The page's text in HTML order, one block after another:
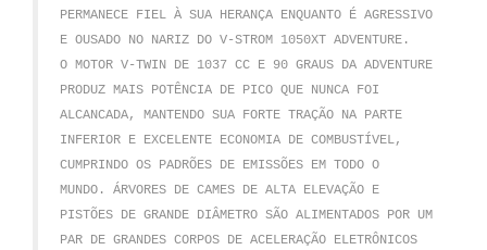
PERMANECE FIEL À SUA HERANÇA ENQUANTO É AGRESSIVO
E OUSADO NO NARIZ DO V-STROM 1050XT ADVENTURE.
O MOTOR V-TWIN DE 1037 CC E 90 GRAUS DA ADVENTURE
PRODUZ MAIS POTÊNCIA DE PICO QUE NUNCA FOI
ALCANCADA, MANTENDO SUA FORTE TRAÇÃO NA PARTE
INFERIOR E EXCELENTE ECONOMIA DE COMBUSTÍVEL,
CUMPRINDO OS PADRÕES DE EMISSÕES EM TODO O
MUNDO. ÁRVORES DE CAMES DE ALTA ELEVAÇÃO E
PISTÕES DE GRANDE DIÂMETRO SÃO ALIMENTADOS POR UM
PAR DE GRANDES CORPOS DE ACELERAÇÃO ELETRÔNICOS